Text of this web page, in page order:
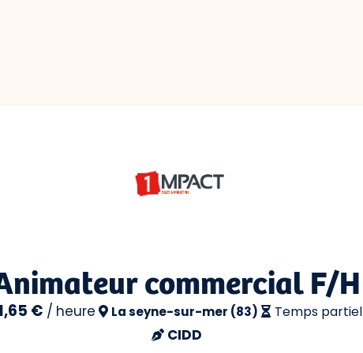
commercial F/H
€ / heure La seyne-sur-mer (83) Temps partiel
CIDD